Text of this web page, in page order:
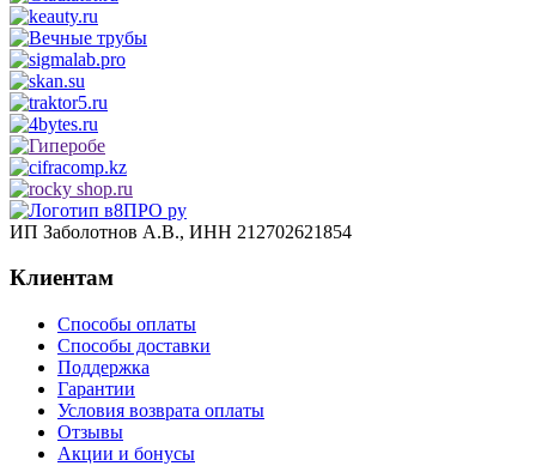
ИП Заболотнов А.В., ИНН 212702621854
Клиентам
Способы оплаты
Способы доставки
Поддержка
Гарантии
Условия возврата оплаты
Отзывы
Акции и бонусы